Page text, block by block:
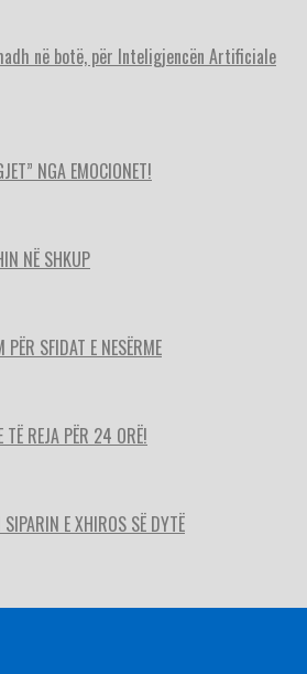
në botë, për Inteligjencën Artificiale
NGA EMOCIONET!
NË SHKUP
SFIDAT E NESËRME
REJA PËR 24 ORË!
E XHIROS SË DYTË